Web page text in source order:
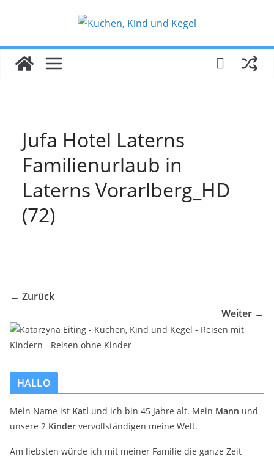
Jufa Hotel Laterns
Familienurlaub in
Laterns Vorarlberg_HD
(72)
← Zurück
Weiter →
HALLO
Mein Name ist Kati und ich bin 45 Jahre alt. Mein Mann und
unsere 2 Kinder vervollständigen meine Welt.
Am liebsten würde ich mit meiner Familie die ganze Zeit